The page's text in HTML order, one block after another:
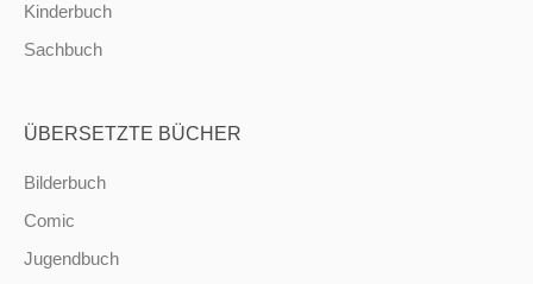
Kinderbuch
Sachbuch
ÜBERSETZTE BÜCHER
Bilderbuch
Comic
Jugendbuch